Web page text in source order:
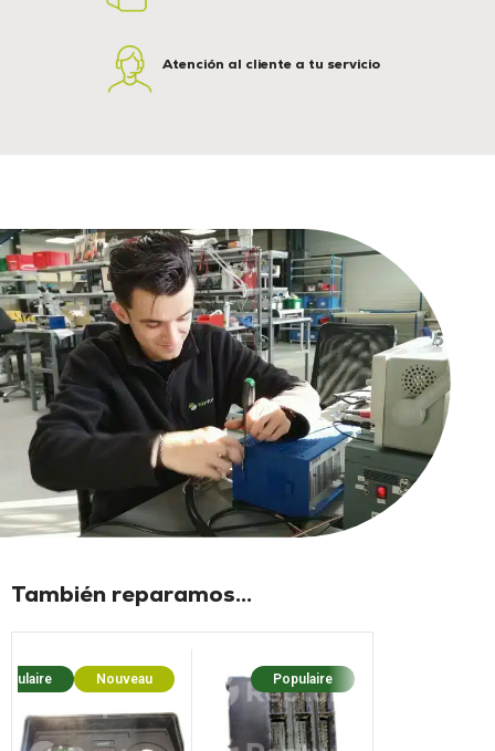
Atención al cliente a tu servicio
También reparamos...
Nouveau Populaire